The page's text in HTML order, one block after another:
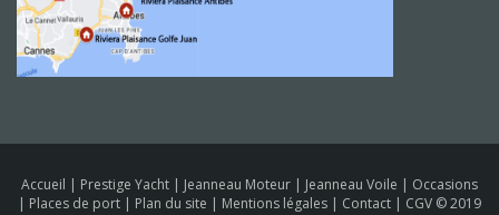
Accueil | Prestige Yacht | Jeanneau Moteur | Jeanneau Voile | Occasions
| Places de port | Plan du site | Mentions légales | Contact | CGV © 2019